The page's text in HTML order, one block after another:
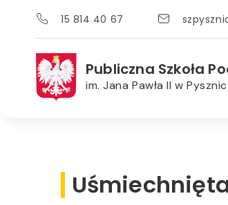
15 814 40 67
Publiczna Szkoła
im. Jana Pawła II w